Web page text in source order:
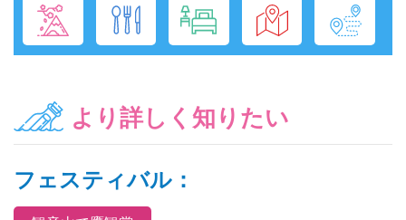
より詳しく知りたい
フェスティバル：